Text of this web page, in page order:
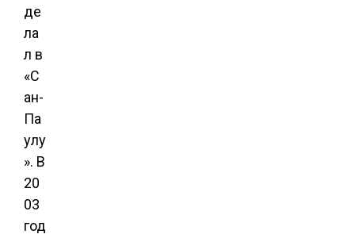
де
ла
л в
«С
ан-
Па
улу
». В
20
03
год